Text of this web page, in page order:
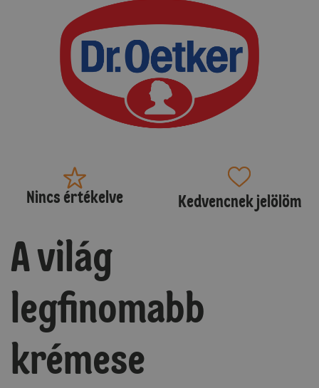
Nincs értékelve Kedvencnek jelölöm
A világ
legfinomabb
krémese